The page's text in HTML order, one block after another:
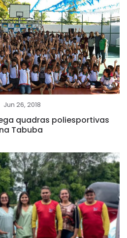
Jun 26, 2018
quadras poliesportivas
Tabuba